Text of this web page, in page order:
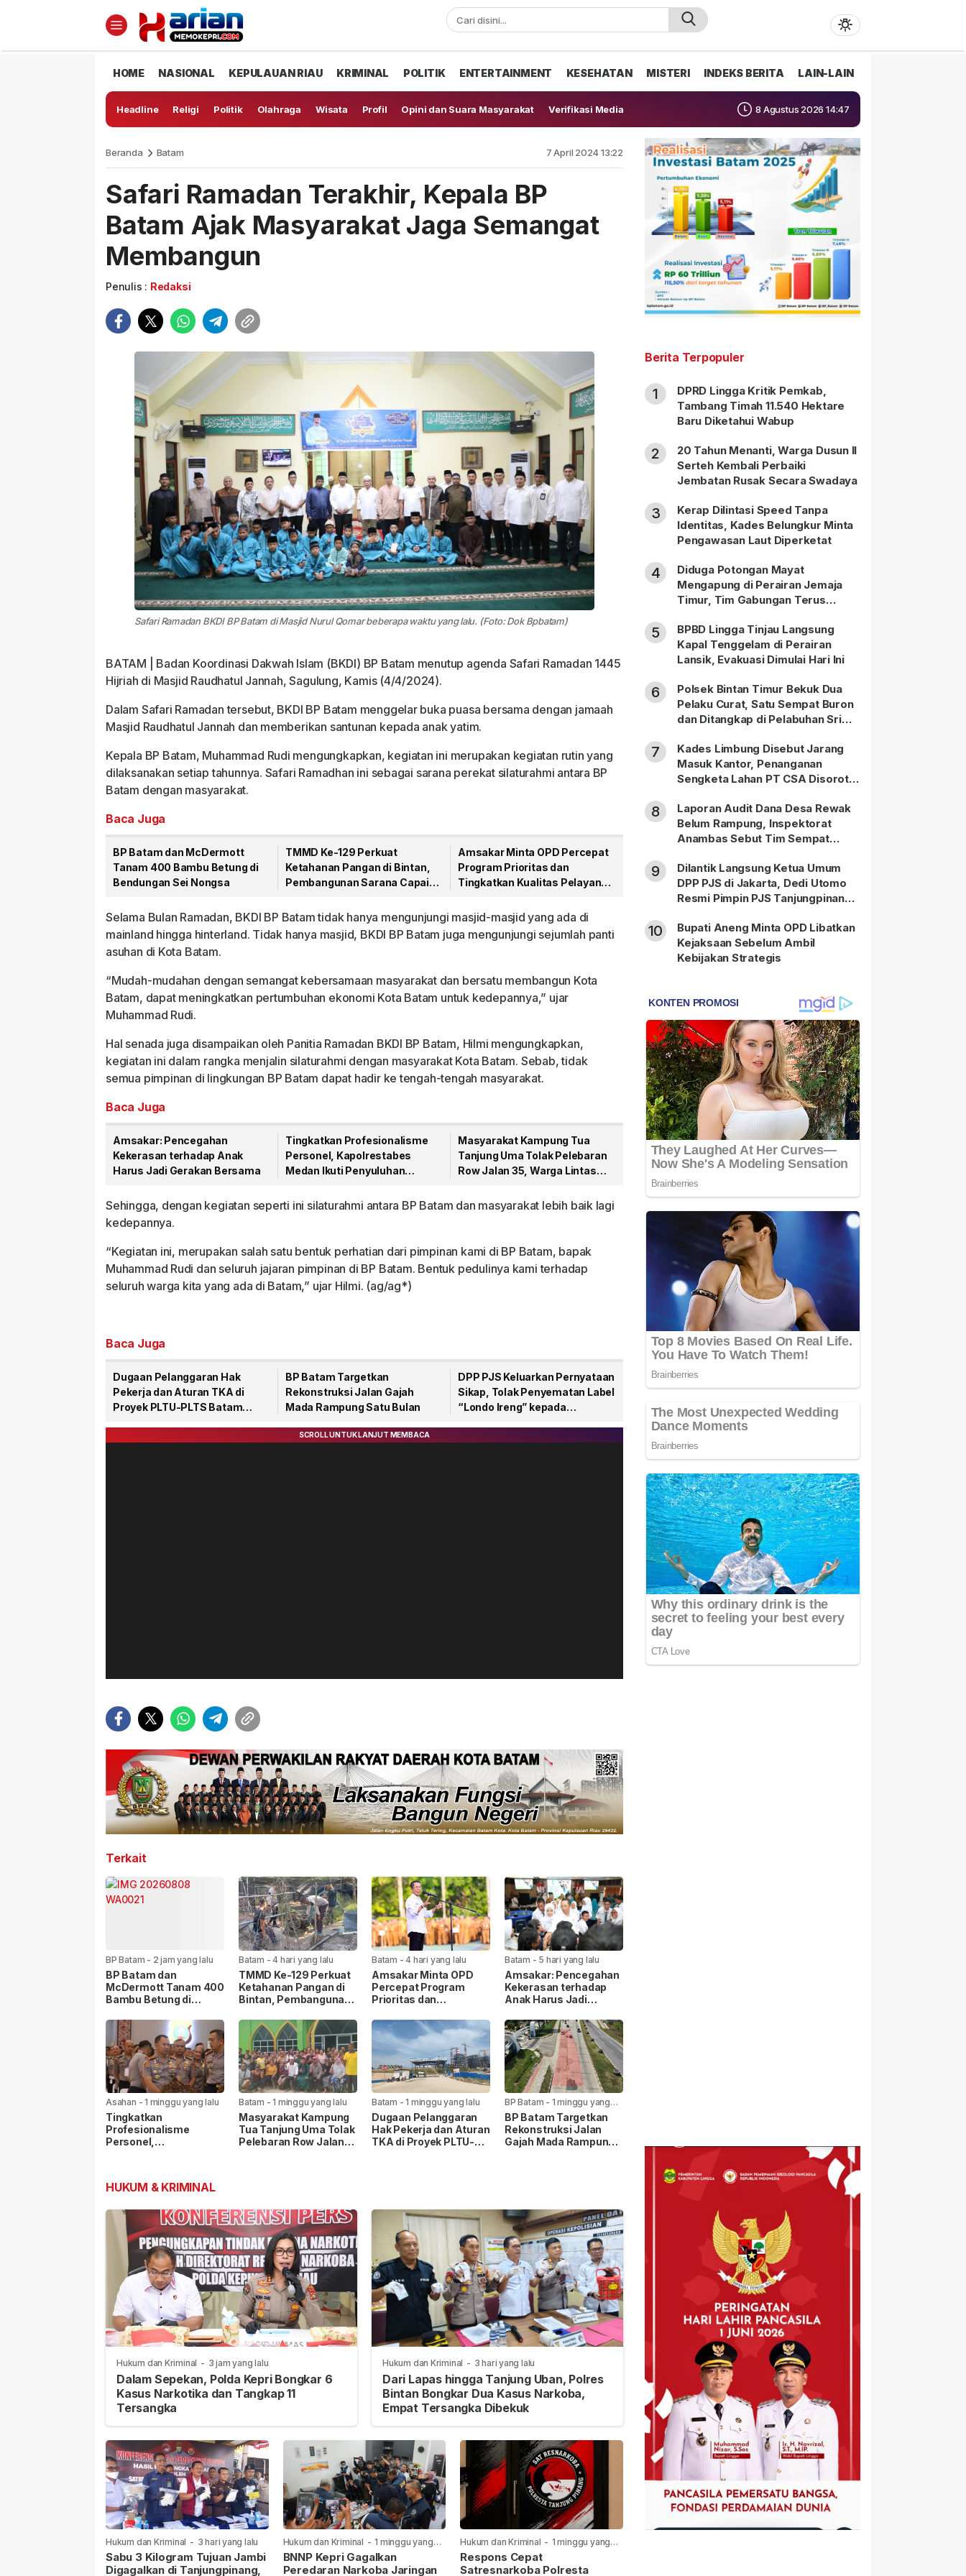
HOME NASIONAL KEPULAUAN RIAU KRIMINAL POLITIK ENTERTAINMENT KESEHATAN MISTERI INDEKS BERITA LAIN-LAIN
Headline Religi Politik Olahraga Wisata Profil Opini dan Suara Masyarakat Verifikasi Media 8 Agustus 2026 14:47
Beranda Batam 7 April 2024 13:22
Safari Ramadan Terakhir, Kepala BP
Batam Ajak Masyarakat Jaga Semangat
Membangun
Penulis : Redaksi
Safari Ramadan BKDI BP Batam di Masjid Nurul Qomar beberapa waktu yang lalu. (Foto: Dok Bpbatam)
BATAM | Badan Koordinasi Dakwah Islam (BKDI) BP Batam menutup agenda Safari Ramadan 1445
Hijriah di Masjid Raudhatul Jannah, Sagulung, Kamis (4/4/2024).
Dalam Safari Ramadan tersebut, BKDI BP Batam menggelar buka puasa bersama dengan jamaah
Masjid Raudhatul Jannah dan memberikan santunan kepada anak yatim.
Kepala BP Batam, Muhammad Rudi mengungkapkan, kegiatan ini merupakan kegiatan rutin yang
dilaksanakan setiap tahunnya. Safari Ramadhan ini sebagai sarana perekat silaturahmi antara BP
Batam dengan masyarakat.
Baca Juga
BP Batam dan McDermott
Tanam 400 Bambu Betung di
Bendungan Sei Nongsa
TMMD Ke-129 Perkuat
Ketahanan Pangan di Bintan,
Pembangunan Sarana Capai
Amsakar Minta OPD Percepat
Program Prioritas dan
Tingkatkan Kualitas Pelayanan
Selama Bulan Ramadan, BKDI BP Batam tidak hanya mengunjungi masjid-masjid yang ada di
mainland hingga hinterland. Tidak hanya masjid, BKDI BP Batam juga mengunjungi sejumlah panti
asuhan di Kota Batam.
“Mudah-mudahan dengan semangat kebersamaan masyarakat dan bersatu membangun Kota
Batam, dapat meningkatkan pertumbuhan ekonomi Kota Batam untuk kedepannya,” ujar
Muhammad Rudi.
Hal senada juga disampaikan oleh Panitia Ramadan BKDI BP Batam, Hilmi mengungkapkan,
kegiatan ini dalam rangka menjalin silaturahmi dengan masyarakat Kota Batam. Sebab, tidak
semua pimpinan di lingkungan BP Batam dapat hadir ke tengah-tengah masyarakat.
Baca Juga
Amsakar: Pencegahan
Kekerasan terhadap Anak
Harus Jadi Gerakan Bersama
Tingkatkan Profesionalisme
Personel, Kapolrestabes
Medan Ikuti Penyuluhan
Masyarakat Kampung Tua
Tanjung Uma Tolak Pelebaran
Row Jalan 35, Warga Lintas
Nur Ilahi
Sehingga, dengan kegiatan seperti ini silaturahmi antara BP Batam dan masyarakat lebih baik lagi
kedepannya.
“Kegiatan ini, merupakan salah satu bentuk perhatian dari pimpinan kami di BP Batam, bapak
Muhammad Rudi dan seluruh jajaran pimpinan di BP Batam. Bentuk pedulinya kami terhadap
seluruh warga kita yang ada di Batam,” ujar Hilmi. (ag/ag*)
Baca Juga
Dugaan Pelanggaran Hak
Pekerja dan Aturan TKA di
Proyek PLTU-PLTS Batam
BP Batam Targetkan
Rekonstruksi Jalan Gajah
Mada Rampung Satu Bulan
DPP PJS Keluarkan Pernyataan
Sikap, Tolak Penyematan Label
“Londo Ireng” kepada
Terkait
BP Batam - 2 jam yang lalu
BP Batam dan
McDermott Tanam 400
Bambu Betung di
Batam -4 hari yang lalu
TMMD Ke-129 Perkuat
Ketahanan Pangan di
Bintan, Pembangunan
Persen
Batam -4 hari yang lalu
Amsakar Minta OPD
Percepat Program
Prioritas dan
Pelayanan Publik
Batam - 5 hari yang lalu
Amsakar: Pencegahan
Kekerasan terhadap
Anak Harus Jadi
Asahan -1 minggu yang lalu
Tingkatkan
Profesionalisme
Personel,
Batam -1 minggu yang lalu
Masyarakat Kampung
Tua Tanjung Uma Tolak
Pelebaran Row Jalan
Batam -1 minggu yang lalu
Dugaan Pelanggaran
Hak Pekerja dan Aturan
TKA di Proyek PLTU-
BP Batam - 1 minggu yang
lalu
BP Batam Targetkan
Rekonstruksi Jalan
Gajah Mada Rampung
HUKUM & KRIMINAL
Hukum dan Kriminal - 3 jam yang lalu
Dalam Sepekan, Polda Kepri Bongkar 6
Kasus Narkotika dan Tangkap 11
Tersangka
Hukum dan Kriminal - 3 hari yang lalu
Dari Lapas hingga Tanjung Uban, Polres
Bintan Bongkar Dua Kasus Narkoba,
Empat Tersangka Dibekuk
Hukum dan Kriminal - 3 hari yang lalu
Sabu 3 Kilogram Tujuan Jambi
Digagalkan di Tanjungpinang,
Hukum dan Kriminal - 1 minggu yang
lalu
BNNP Kepri Gagalkan
Peredaran Narkoba Jaringan
Hukum dan Kriminal - 1 minggu yang
lalu
Respons Cepat
Satresnarkoba Polresta
Berita Terpopuler
1
DPRD Lingga Kritik Pemkab,
Tambang Timah 11.540 Hektare
Baru Diketahui Wabup
2
20 Tahun Menanti, Warga Dusun II
Serteh Kembali Perbaiki
Jembatan Rusak Secara Swadaya
3
Kerap Dilintasi Speed Tanpa
Identitas, Kades Belungkur Minta
Pengawasan Laut Diperketat
4
Diduga Potongan Mayat
Mengapung di Perairan Jemaja
Timur, Tim Gabungan Terus
5
BPBD Lingga Tinjau Langsung
Kapal Tenggelam di Perairan
Lansik, Evakuasi Dimulai Hari Ini
6
Polsek Bintan Timur Bekuk Dua
Pelaku Curat, Satu Sempat Buron
dan Ditangkap di Pelabuhan Sri
7
Kades Limbung Disebut Jarang
Masuk Kantor, Penanganan
Sengketa Lahan PT CSA Disorot
8
Laporan Audit Dana Desa Rewak
Belum Rampung, Inspektorat
Anambas Sebut Tim Sempat
9
Dilantik Langsung Ketua Umum
DPP PJS di Jakarta, Dedi Utomo
Resmi Pimpin PJS Tanjungpinang-
10
Bupati Aneng Minta OPD Libatkan
Kejaksaan Sebelum Ambil
Kebijakan Strategis